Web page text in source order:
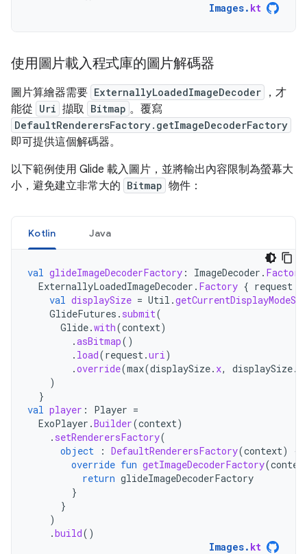
Images. kt
使用圖片載入程式庫的圖片解碼器
圖片算繪器需要 ExternallyLoadedImageDecoder
，才
能從 Uri 擷取 Bitmap 。覆寫
DefaultRenderersFactory.getImageDecoderFactory
即可提供這個解碼器。
以下範例使用 Glide 載入圖片，並將輸出內容限制為螢幕大
小，避免建立非常大的 Bitmap 物件：
Kotlin Java
val glideImageDecoderFactory : ImageDecoder . Factory
ExternallyLoadedImageDecoder . Factory { request
val displaySize = Util .
GlideFutures . submit(
Glide.with(context)
.asBitmap()
. load(request.uri)
.override(max(displaySize. x, displaySize.
)
}
val player : Player =
ExoPlayer .Builder(context)
. setRenderersFactory(
object
: DefaultRenderersFactory(context)
{
override fun getImageDecoderFactory(
return glideImageDecoderFactory
}
}
)
.build()
Images. kt